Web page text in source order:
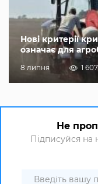
Нові критерії
означає для
8 липня 1 607
Не
Підписуйся на